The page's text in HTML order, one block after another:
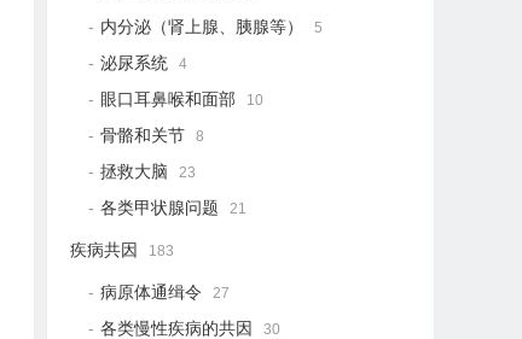
内分泌（肾上腺、胰腺等） 5
泌尿系统 4
眼口耳鼻喉和面部 10
骨骼和关节 8
拯救大脑 23
各类甲状腺问题 21
疾病共因 183
病原体通缉令 27
各类慢性疾病的共因 30